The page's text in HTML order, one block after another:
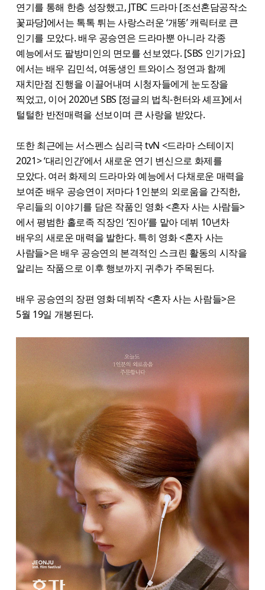
연기를 통해 한층 성장했고, JTBC 드라마 [조선혼담공작소
꽃파당]에서는 톡톡 튀는 사랑스러운 ‘개똥’ 캐릭터로 큰
인기를 모았다. 배우 공승연은 드라마뿐 아니라 각종
예능에서도 팔방미인의 면모를 선보였다. [SBS 인기가요]
에서는 배우 김민석, 여동생인 트와이스 정연과 함께
재치만점 진행을 이끌어내며 시청자들에게 눈도장을
찍었고, 이어 2020년 SBS [정글의 법칙-헌터와 셰프]에서
털털한 반전매력을 선보이며 큰 사랑을 받았다.
또한 최근에는 서스펜스 심리극 tvN <드라마 스테이지
2021> ‘대리인간’에서 새로운 연기 변신으로 화제를
모았다. 여러 화제의 드라마와 예능에서 다채로운 매력을
보여준 배우 공승연이 저마다 1인분의 외로움을 간직한,
우리들의 이야기를 담은 작품인 영화 <혼자 사는 사람들>
에서 평범한 홀로족 직장인 ‘진아’를 맡아 데뷔 10년차
배우의 새로운 매력을 발한다. 특히 영화 <혼자 사는
사람들>은 배우 공승연의 본격적인 스크린 활동의 시작을
알리는 작품으로 이후 행보까지 귀추가 주목된다.
배우 공승연의 장편 영화 데뷔작 <혼자 사는 사람들>은
5월 19일 개봉된다.